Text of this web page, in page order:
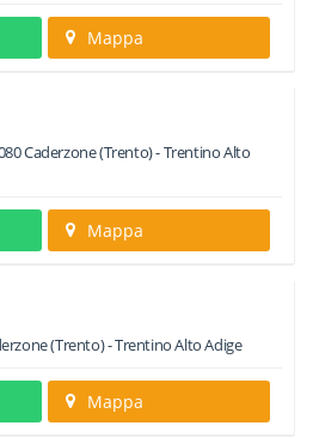
Mappa
Caderzone(Trento) -Trentino Alto
Mappa
(Trento) -Trentino Alto Adige
Mappa